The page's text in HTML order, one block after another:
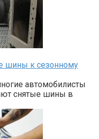
шины к сезонному
автомобилисты
снятые шины в